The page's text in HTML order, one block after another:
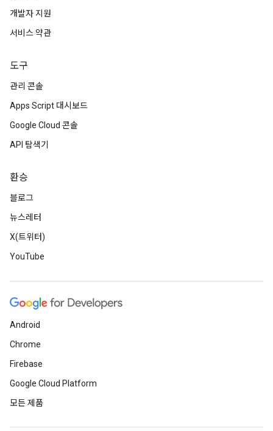
개발자 지원
서비스 약관
도구
관리 콘솔
Apps Script 대시보드
Google Cloud 콘솔
API 탐색기
환승
블로그
뉴스레터
X(트위터)
YouTube
Android
Chrome
Firebase
Google Cloud Platform
모든 제품